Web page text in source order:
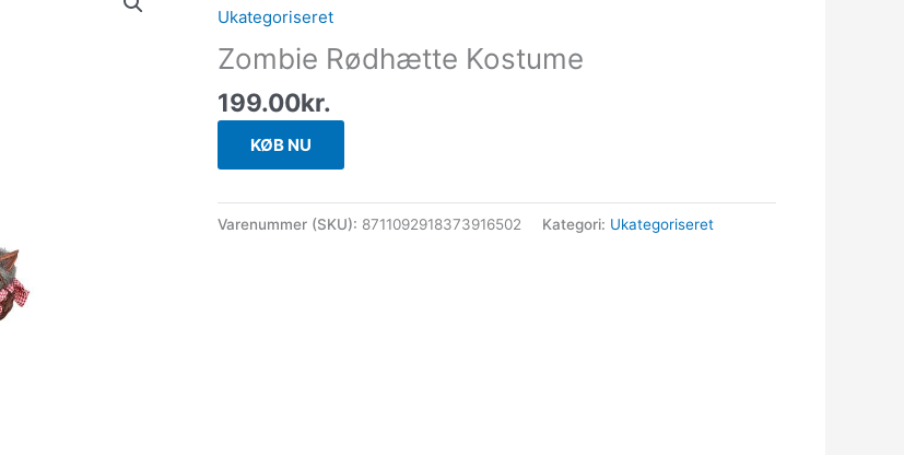
Ukategoriseret
Zombie Rødhætte Kostume
199.00kr.
KØB NU
Varenummer (SKU): 8711092918373916502 Kategori: Ukategoriseret